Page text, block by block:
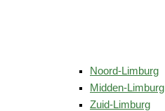
Noord-Limburg
Midden-Limburg
Zuid-Limburg